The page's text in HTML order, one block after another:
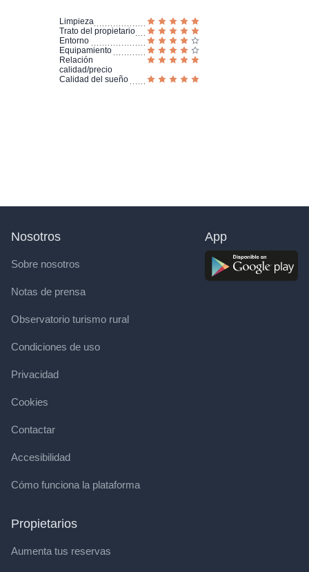
Limpieza
Trato del propietario
Entorno
Equipamiento
Relación
calidad/precio
Calidad del sueño
Nosotros
Sobre nosotros
Notas de prensa
Observatorio turismo rural
Condiciones de uso
Privacidad
Cookies
Contactar
Accesibilidad
Cómo funciona la plataforma
Propietarios
Aumenta tus reservas
App